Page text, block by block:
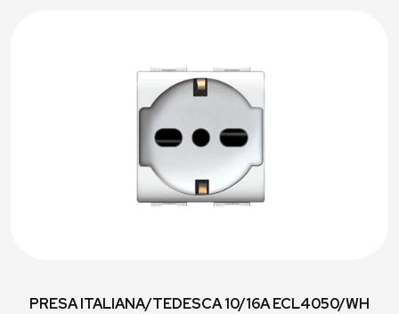
PRESA ITALIANA/TEDESCA 10/16A ECL4050/WH